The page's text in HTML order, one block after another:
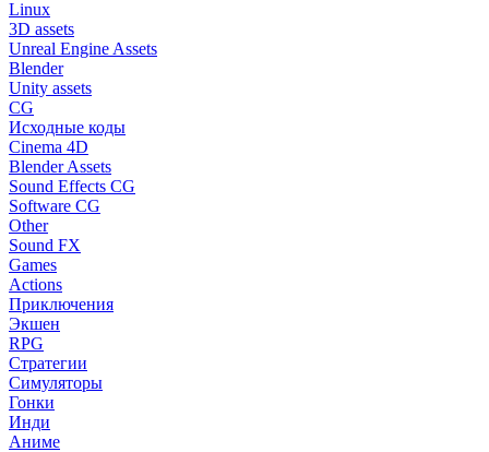
Linux
3D assets
Unreal Engine Assets
Blender
Unity assets
CG
Исходные коды
Cinema 4D
Blender Assets
Sound Effects CG
Software CG
Other
Sound FX
Games
Actions
Приключения
Экшен
RPG
Стратегии
Симуляторы
Гонки
Инди
Аниме